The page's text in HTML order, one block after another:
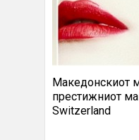
Македонскиот
престижниот
Switzerland